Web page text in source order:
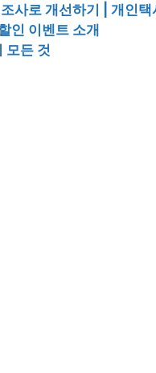
사로 개선하기 | 개인
인 이벤트 소개
모든 것